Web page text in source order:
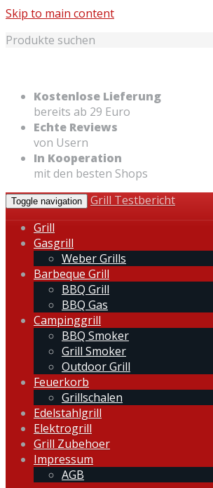
Skip to main content
Produkte suchen
Kostenlose Lieferung
bereits ab 29 Euro
Echte Reviews
von Usern
In Kooperation
mit den besten Shops
Toggle navigation
Grill Testbericht
Grill
Gasgrill
Weber Grills
Barbeque Grill
BBQ Grill
BBQ Gas
Campinggrill
BBQ Smoker
Grill Smoker
Outdoor Grill
Feuerkorb
Grillschalen
Edelstahlgrill
Elektrogrill
Grill Zubehoer
Impressum
AGB